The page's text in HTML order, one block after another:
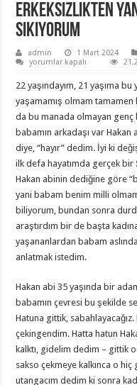
Erkeksizlikten
Sikiyorum
admin 1 Mart 2024
Erkeksizlikten
Arkadaşını
Sikiyorum
için
yorumlar kapalı
22 yaşındayım, 21 yaşıma
yaşamamış olmam tamamen
da bu manada olmayan genç
babamın arkadaşı var
diye, “hayır” dedim. İyi ki
ilk defa hayatımda gerçek bir
Hakan abinin dediğine göre
yani babam benim milli
biliyorum, bundan sonra
araştırdım bir de başta
yaşananlardan babam
anlatmak istedim.
Hakan abi 35 yaşında bir
babamın çevresi bu şekilde
Hatuna gittik,
çekingendim. Hatta hatun
kalktı, gidelim dedim – gittik
sakso çekmeye kalkınca o
utangacım dedim ki sonra